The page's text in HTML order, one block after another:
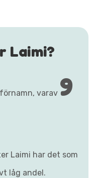
Laimi?
varav 9
Laimi har det som
låg andel.